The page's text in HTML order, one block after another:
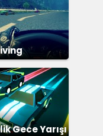
Gece Yarışı